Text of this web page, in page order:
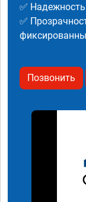
✅
✅
Позвонить